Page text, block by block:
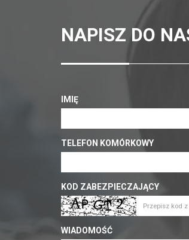
NAPISZ DO
IMIĘ
TELEFON KOMÓRKOWY
KOD ZABEZPIECZAJĄCY
WIADOMOŚĆ